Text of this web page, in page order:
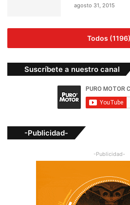
agosto 31, 2015
Todos (1196)
Suscríbete a nuestro canal
-Publicidad-
-Publicidad-